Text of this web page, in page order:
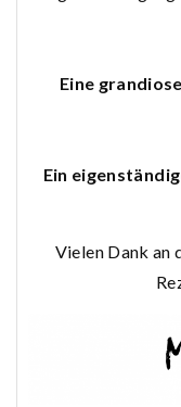
Eine
Ein
Vielen Dank an